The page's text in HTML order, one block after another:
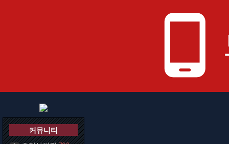
phone_android
커뮤니티